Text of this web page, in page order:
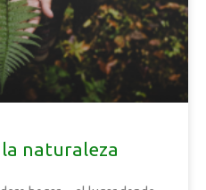
naturaleza